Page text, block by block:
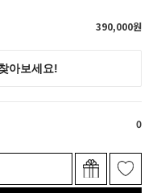
390,000원
0